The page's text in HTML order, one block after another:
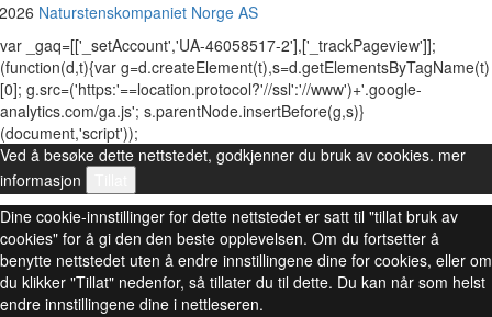
Naturstenskompaniet Norge AS
var _gaq=[['_setAccount','UA-46058517-2'],['_trackPageview']];
(function(d,t){var g=d.createElement(t),s=d.getElementsByTagName(t)
[0]; g.src=('https:'==location.protocol?'//ssl':'//www')+'.google-
analytics.com/ga.js'; s.parentNode.insertBefore(g,s)}
(document,'script'));
Ved å besøke dette nettstedet, godkjenner du bruk av cookies. mer
informasjon
Dine cookie-innstillinger for dette nettstedet er satt til "tillat bruk av
cookies" for å gi den den beste opplevelsen. Om du fortsetter å
benytte nettstedet uten å endre innstillingene dine for cookies, eller om
du klikker "Tillat" nedenfor, så tillater du til dette. Du kan når som helst
endre innstillingene dine i nettleseren.